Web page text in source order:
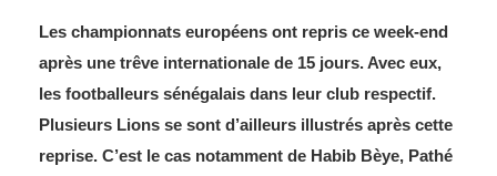
Les championnats européens ont repris ce week-end
après une trêve internationale de 15 jours. Avec eux,
les footballeurs sénégalais dans leur club respectif.
Plusieurs Lions se sont d’ailleurs illustrés après cette
reprise. C’est le cas notamment de Habib Bèye, Pathé